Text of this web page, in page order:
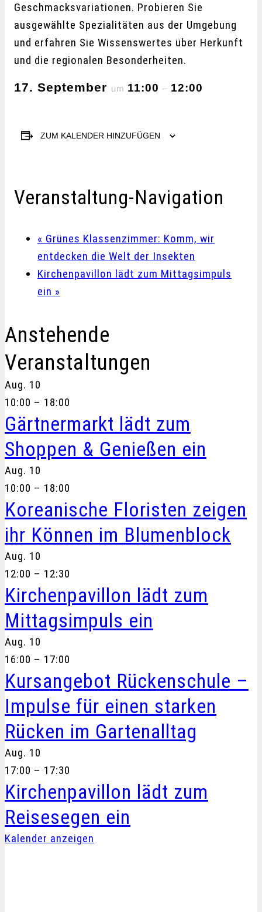
Geschmacksvariationen. Probieren Sie
ausgewählte Spezialitäten aus der Umgebung
und erfahren Sie Wissenswertes über Herkunft
und die regionalen Besonderheiten.
17. September um 11:00 – 12:00
ZUM KALENDER HINZUFÜGEN
Veranstaltung-Navigation
« Grünes Klassenzimmer: Komm, wir
entdecken die Welt der Insekten
Kirchenpavillon lädt zum Mittagsimpuls
ein »
Anstehende
Veranstaltungen
Aug. 10
10:00 – 18:00
Gärtnermarkt lädt zum
Shoppen & Genießen ein
Aug. 10
10:00 – 18:00
Koreanische Floristen zeigen
ihr Können im Blumenblock
Aug. 10
12:00 – 12:30
Kirchenpavillon lädt zum
Mittagsimpuls ein
Aug. 10
16:00 – 17:00
Kursangebot Rückenschule –
Impulse für einen starken
Rücken im Gartenalltag
Aug. 10
17:00 – 17:30
Kirchenpavillon lädt zum
Reisesegen ein
Kalender anzeigen